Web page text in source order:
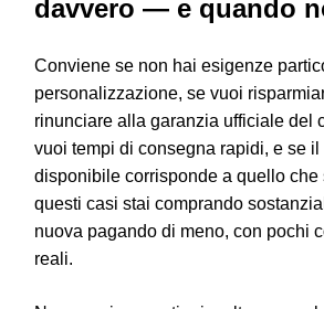
davvero — e quando
Conviene se non hai esigenze
personalizzazione, se vuoi
rinunciare alla garanzia ufficiale del
vuoi tempi di consegna rapidi, e se
disponibile corrisponde a quello che
questi casi stai comprando
nuova pagando di meno, con pochi
reali.